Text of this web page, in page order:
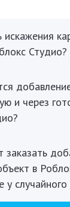
искажения
Студио?
и через
заказать
в
у